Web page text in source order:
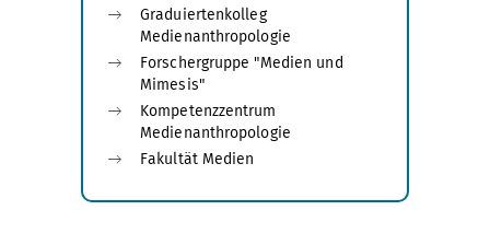
Graduiertenkolleg
Medienanthropologie
Forschergruppe "Medien und
Mimesis"
Kompetenzzentrum
Medienanthropologie
Fakultät Medien